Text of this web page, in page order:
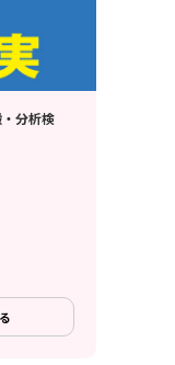
分析検